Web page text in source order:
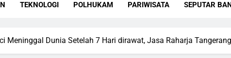
dalam Sosialisasi Keterjaminan Korban
Transportasi, Jasa Raharja Bersama Dishub dan Kamsel
TEKNOLOGI POLHUKAM PARIWISATA SEPUTAR
Meninggal Dunia Setelah 7 Hari dirawat, Jasa Raharja